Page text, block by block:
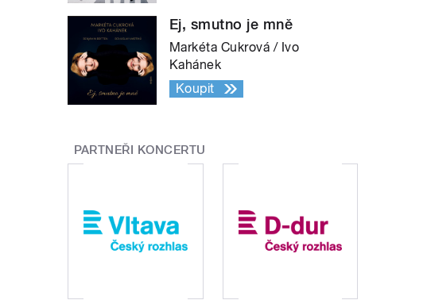
Ej, smutno je mně
Markéta Cukrová / Ivo
Kahánek
Koupit
PARTNEŘI KONCERTU